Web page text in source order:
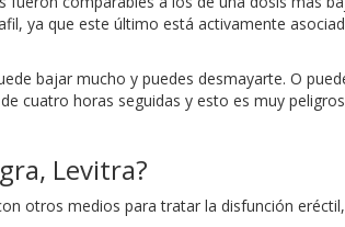
ya que este último está activamente
bajar mucho y puedes desmayarte. O
cuatro horas seguidas y esto es muy
Levitra?
otros medios para tratar la disfunción